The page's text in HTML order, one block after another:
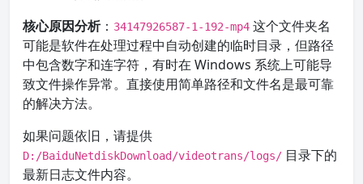
核心原因分析： 34147926587-1-192-mp4 这个文件夹名
可能是软件在处理过程中自动创建的临时目录，但路径
中包含数字和连字符，有时在 Windows 系统上可能导
致文件操作异常。直接使用简单路径和文件名是最可靠
的解决方法。
如果问题依旧，请提供
D:/BaiduNetdiskDownload/videotrans/logs/ 目录下的
最新日志文件内容。